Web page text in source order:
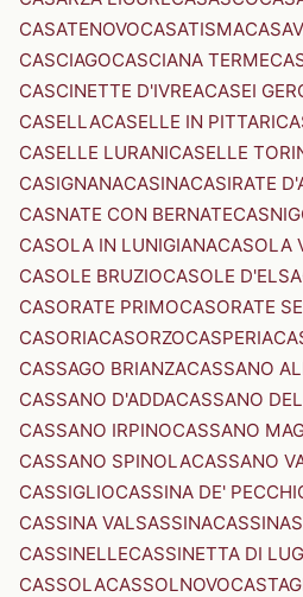
CASATENOVOCASATISMA
CASCIAGOCASCIANA TERME
CASCINETTE D'IVREACASEI
CASELLACASELLE IN PITTARI
CASELLE LURANICASELLE
CASIGNANACASINACASIRATE
CASNATE CON BERNATE
CASOLA IN LUNIGIANACASOLA
CASOLE BRUZIOCASOLE D'ELSA
CASORATE PRIMOCASORATE
CASORIACASORZOCASPERIA
CASSAGO BRIANZACASSANO
CASSANO D'ADDACASSANO
CASSANO IRPINOCASSANO
CASSANO SPINOLACASSANO
CASSIGLIOCASSINA DE' PECCHI
CASSINA VALSASSINA
CASSINELLECASSINETTA DI
CASSOLACASSOLNOVO